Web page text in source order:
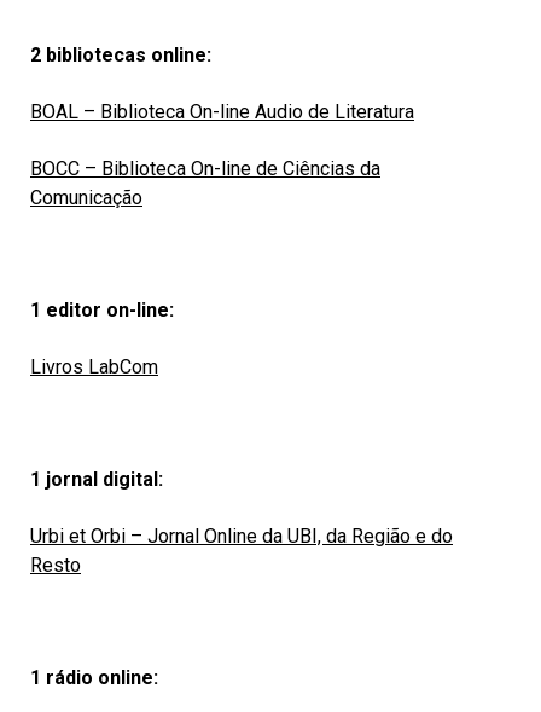
2 bibliotecas online:
BOAL – Biblioteca On-line Audio de Literatura
BOCC – Biblioteca On-line de Ciências da
Comunicação
1 editor on-line:
Livros LabCom
1 jornal digital:
Urbi et Orbi – Jornal Online da UBI, da Região e do
Resto
1 rádio online: